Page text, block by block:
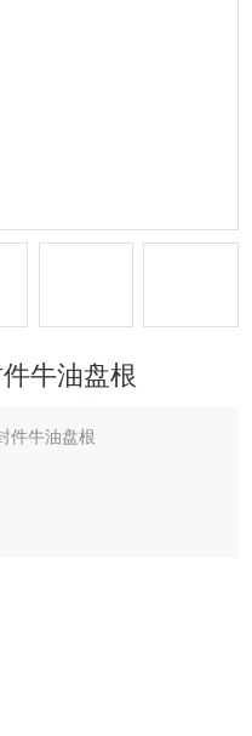
牛油盘根
件牛油盘根
铜套管 船用轴 离心泵等